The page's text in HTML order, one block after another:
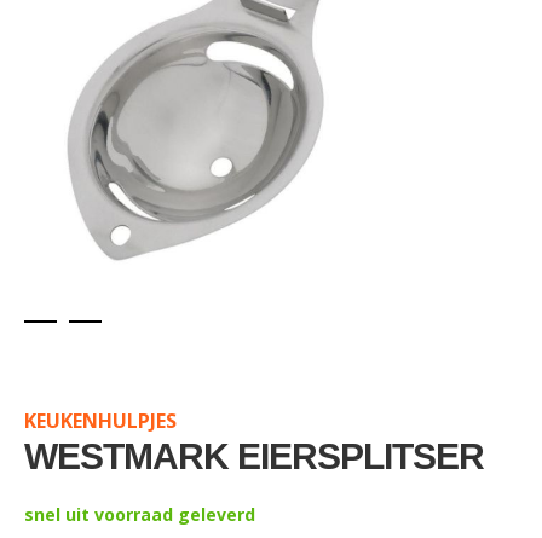
beginning
of
the
gallery
KEUKENHULPJES
WESTMARK EIERSPLITSER
snel uit voorraad geleverd